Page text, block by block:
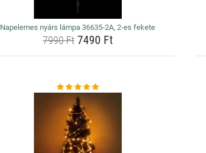
Napelemes nyárs lámpa 36635-2A, 2-es fekete
7990 Ft7490 Ft